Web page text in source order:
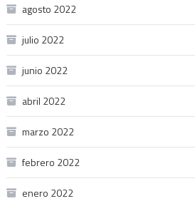
agosto 2022
julio 2022
junio 2022
abril 2022
marzo 2022
febrero 2022
enero 2022